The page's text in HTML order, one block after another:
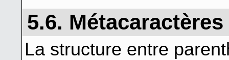
5.6.
La structure entre